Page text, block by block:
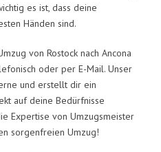
es ist, dass deine
Händen sind.
von Rostock nach Ancona
oder per E-Mail. Unser
und erstellt dir ein
auf deine Bedürfnisse
Expertise von Umzugsmeister
sorgenfreien Umzug!